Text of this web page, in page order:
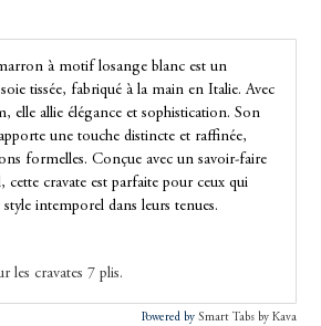
à motif losange blanc est un
tissée, fabriqué à la main en Italie. Avec
elle allie élégance et sophistication. Son
une touche distincte et raffinée,
formelles. Conçue avec un savoir-faire
cette cravate est parfaite pour ceux qui
intemporel dans leurs tenues.
les cravates 7 plis.
Powered by Smart Tabs by Kava